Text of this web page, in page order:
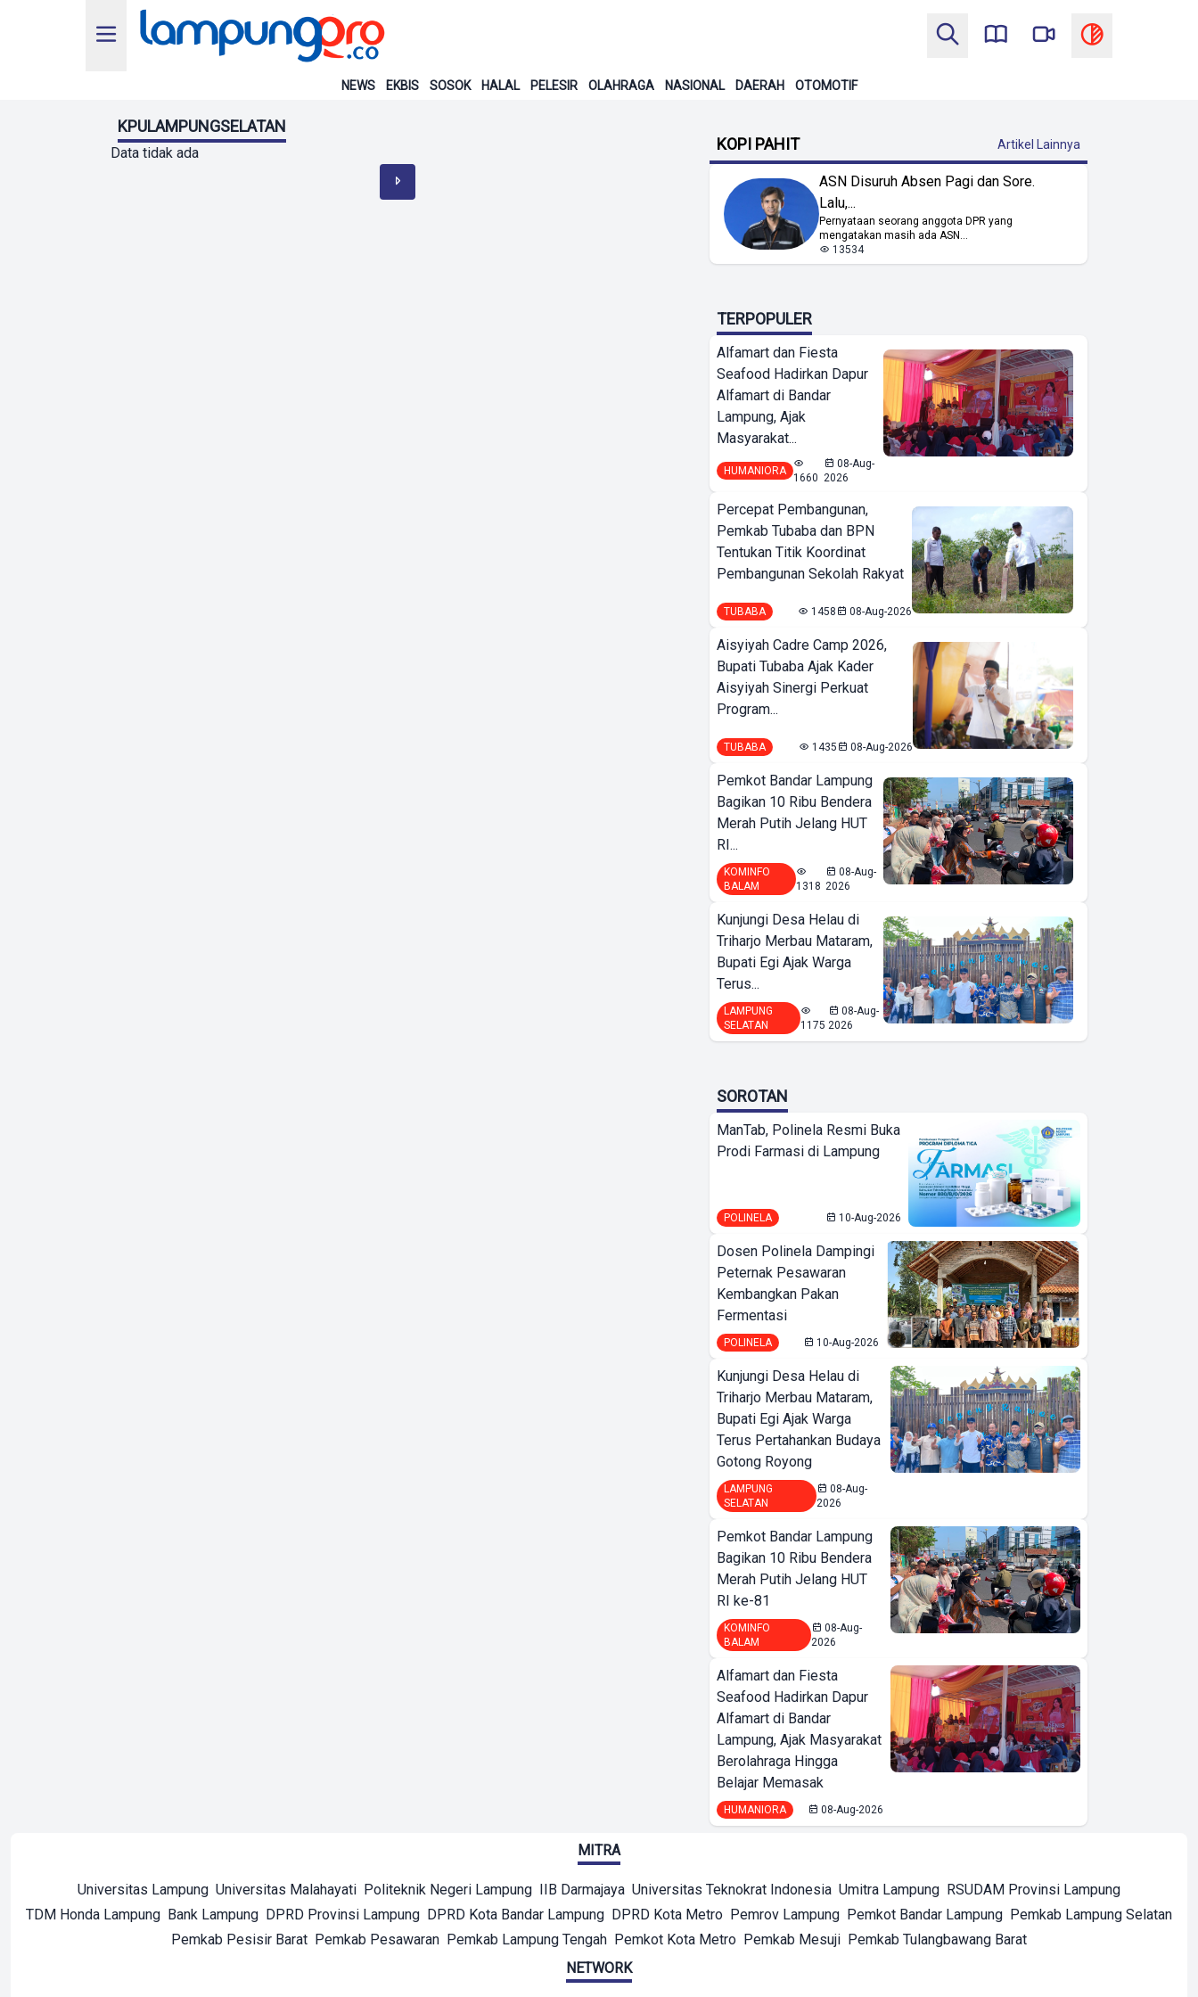
NEWS EKBIS SOSOK HALAL PELESIR OLAHRAGA NASIONAL DAERAH OTOMOTIF
KPULAMPUNGSELATAN
Data tidak ada KOPI PAHIT Artikel Lainnya
ASN Disuruh Absen Pagi dan Sore.
Lalu,...
Pernyataan seorang anggota DPR yang
mengatakan masih ada ASN...
13534
TERPOPULER
Alfamart dan Fiesta
Seafood Hadirkan Dapur
Alfamart di Bandar
Lampung, Ajak
Masyarakat...
HUMANIORA
1660
08-Aug-
2026
Percepat Pembangunan,
Pemkab Tubaba dan BPN
Tentukan Titik Koordinat
Pembangunan Sekolah Rakyat
TUBABA 1458 08-Aug-2026
Aisyiyah Cadre Camp 2026,
Bupati Tubaba Ajak Kader
Aisyiyah Sinergi Perkuat
Program...
TUBABA 1435 08-Aug-2026
Pemkot Bandar Lampung
Bagikan 10 Ribu Bendera
Merah Putih Jelang HUT
RI...
KOMINFO
BALAM
1318
08-Aug-
2026
Kunjungi Desa Helau di
Triharjo Merbau Mataram,
Bupati Egi Ajak Warga
Terus...
LAMPUNG
SELATAN
1175
08-Aug-
2026
SOROTAN
ManTab, Polinela Resmi Buka
Prodi Farmasi di Lampung
POLINELA 10-Aug-2026
Dosen Polinela Dampingi
Peternak Pesawaran
Kembangkan Pakan
Fermentasi
POLINELA 10-Aug-2026
Kunjungi Desa Helau di
Triharjo Merbau Mataram,
Bupati Egi Ajak Warga
Terus Pertahankan Budaya
Gotong Royong
LAMPUNG
SELATAN
08-Aug-
2026
Pemkot Bandar Lampung
Bagikan 10 Ribu Bendera
Merah Putih Jelang HUT
RI ke-81
KOMINFO
BALAM
08-Aug-
2026
Alfamart dan Fiesta
Seafood Hadirkan Dapur
Alfamart di Bandar
Lampung, Ajak Masyarakat
Berolahraga Hingga
Belajar Memasak
HUMANIORA 08-Aug-2026
MITRA
Universitas Lampung Universitas Malahayati Politeknik Negeri Lampung IIB Darmajaya Universitas Teknokrat Indonesia Umitra Lampung RSUDAM Provinsi Lampung
TDM Honda Lampung Bank Lampung DPRD Provinsi Lampung DPRD Kota Bandar Lampung DPRD Kota Metro Pemrov Lampung Pemkot Bandar Lampung Pemkab Lampung Selatan
Pemkab Pesisir Barat Pemkab Pesawaran Pemkab Lampung Tengah Pemkot Kota Metro Pemkab Mesuji Pemkab Tulangbawang Barat
NETWORK